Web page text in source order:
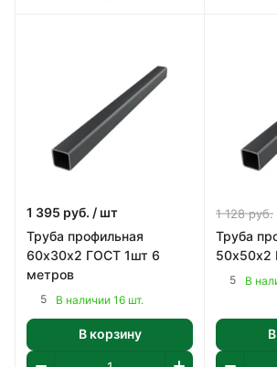
1 395 руб. / шт
Труба профильная
60х30х2 ГОСТ 1шт 6
метров
5 В наличии 16 шт.
В корзину
1 128руб.
Труба
50х50х2
5 В